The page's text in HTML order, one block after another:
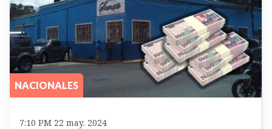
NACIONALES
7:10 PM 22 may. 2024